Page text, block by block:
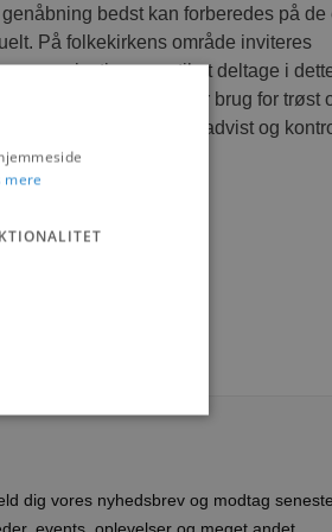
bedst kan forberedes på de
På folkekirkens område inviteres
organisationer nu til at deltage i
for mennesker, der har brug for trøst
genåbning kan ske gradvist og
dig vores nyhedsbrev og modtag
events, oplevelser og meget andet.
mere
Hjemmesiden